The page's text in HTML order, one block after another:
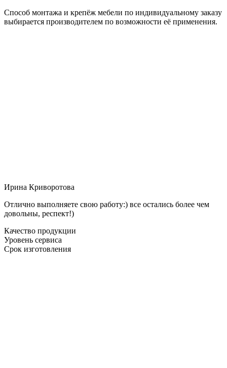
Способ монтажа и крепёж мебели по индивидуальному заказу
выбирается производителем по возможности её применения.
Ирина Криворотова
Отлично выполняете свою работу:) все остались более чем
довольны, респект!)
Качество продукции
Уровень сервиса
Срок изготовления